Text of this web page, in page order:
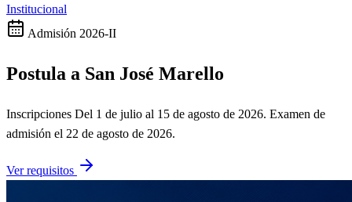
Institucional
Admisión 2026-II
Postula a San José Marello
Inscripciones Del 1 de julio al 15 de agosto de 2026. Examen de
admisión el 22 de agosto de 2026.
Ver requisitos